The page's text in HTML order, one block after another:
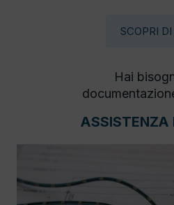
SCOPRI
Hai
ASSISTENZA